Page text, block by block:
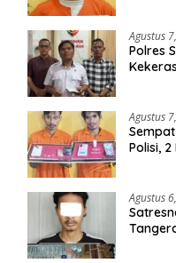
Agustus
Polres
Agustus
Polisi,
Agustus